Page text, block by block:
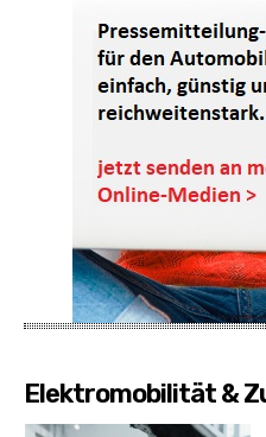
Elektromobilität &